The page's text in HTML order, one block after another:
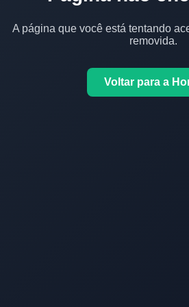
A página que você está tentando
removida.
Voltar para a